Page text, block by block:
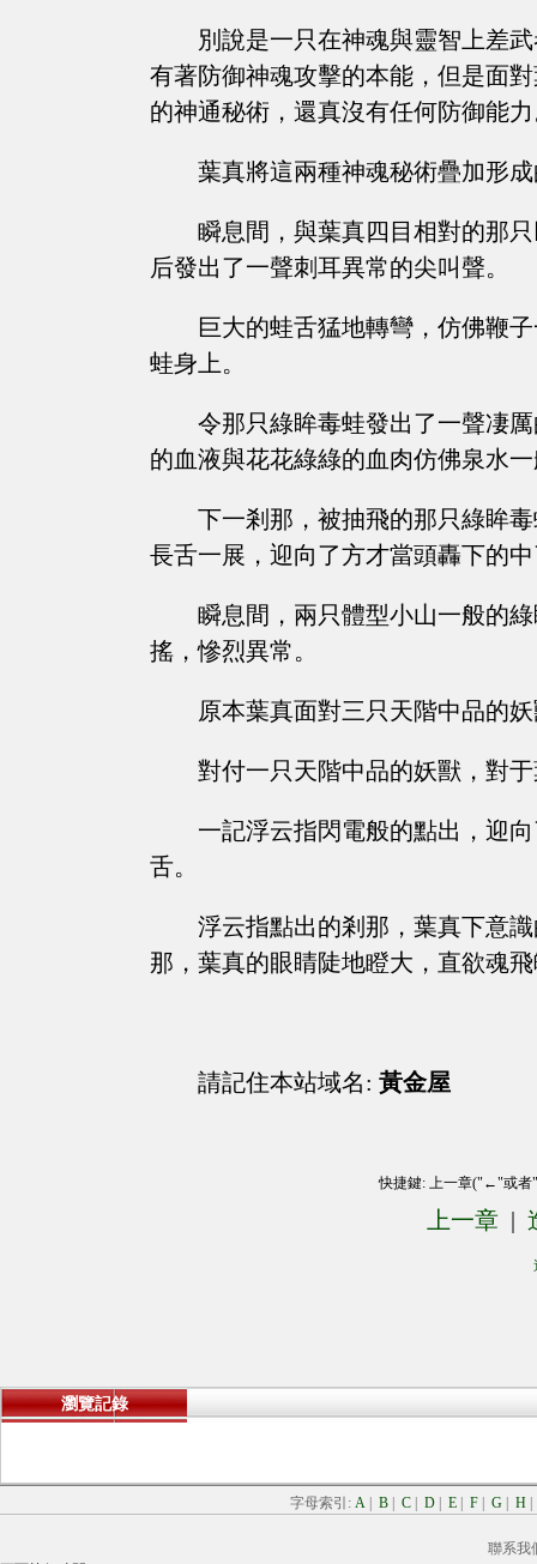
別說是一只在神魂與靈智上差
有著防御神魂攻擊的本能，但是面
的神通秘術，還真沒有任何防御能
葉真將這兩種神魂秘術疊加形
瞬息間，與葉真四目相對的那
后發出了一聲刺耳異常的尖叫聲。
巨大的蛙舌猛地轉彎，仿佛鞭
蛙身上。
令那只綠眸毒蛙發出了一聲凄
的血液與花花綠綠的血肉仿佛泉水
下一剎那，被抽飛的那只綠眸
長舌一展，迎向了方才當頭轟下的
瞬息間，兩只體型小山一般的
搖，慘烈異常。
原本葉真面對三只天階中品的
對付一只天階中品的妖獸，對
一記浮云指閃電般的點出，迎
舌。
浮云指點出的剎那，葉真下意
那，葉真的眼睛陡地瞪大，直欲魂
請記住本站域名: 黃金屋
快捷鍵: 上一章("←"或
上一章 |
瀏覽記錄
字母索引: A B C D E F G H
聯系我